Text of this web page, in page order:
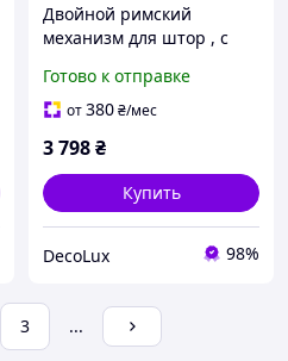
Двойной римский
механизм для штор , с
управления, черного
цвета
Готово к отправке
от380₴/мес
3 798₴
Купить
DecoLux 98%
3 ...